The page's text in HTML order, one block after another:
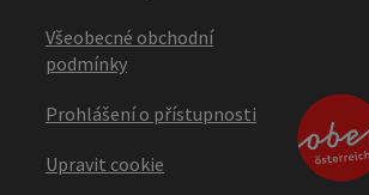
Všeobecné obchodní
podmínky
Prohlášení o přístupnosti
Upravit cookie